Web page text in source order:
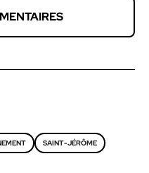
SAINT-JÉRÔME